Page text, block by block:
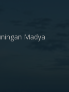
Madya